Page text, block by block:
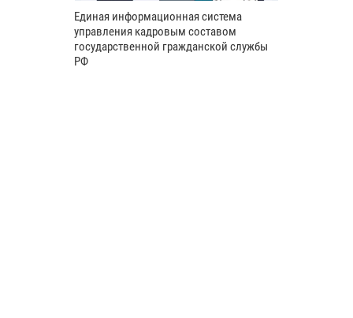
Единая информационная система
управления кадровым составом
государственной гражданской службы
РФ